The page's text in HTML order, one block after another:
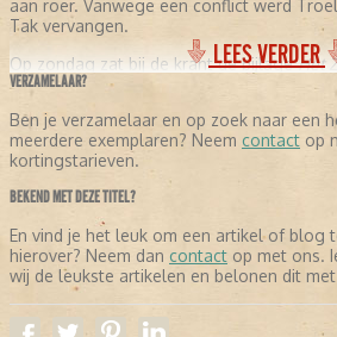
aan roer. Vanwege een conflict werd
Tak vervangen.
Op zondag zat bij de krant de bijlageHet
politieke prent zocht de redactie nog een
Albert Hahn. Hij kreeg direct een vast
Piet van Reen was ook een van de
had in 1936 een politieke tekening
hoofdredacteur Ankersmit werd
beledigen van een staatshoofd, moest
betalen van 150 gulden. In hoger beroep
alsnog vrijgesproken.
Het ging goed met de socialistische
nieuwe editie. In Den Haag verscheen
naam Vooruit,met onder andere Simon
LEES VERDER
VERZAMELAAR?
Ben je verzamelaar en op zoek naar een
meerdere exemplaren? Neem contact op
kortingstarieven.
BEKEND MET DEZE TITEL?
En vind je het leuk om een artikel of blog
hierover? Neem dan contact op met ons.
wij de leukste artikelen en belonen dit